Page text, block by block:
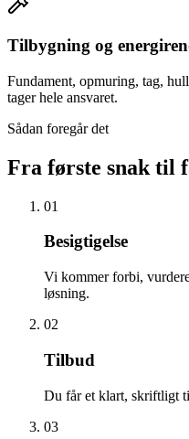
Tilbygning og
Fundament, opmuring, tag,
tager hele ansvaret.
Sådan foregår det
Fra første snak til
01
Besigtigelse
Vi kommer forbi,
løsning.
02
Tilbud
Du får et klart, skriftligt
03